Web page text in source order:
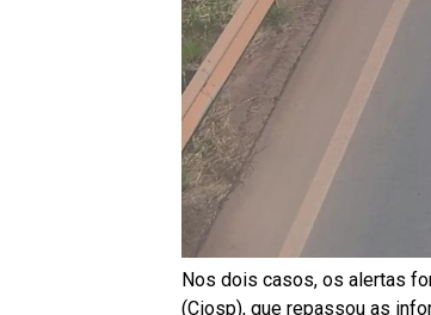
Nos dois casos, os alertas
(Ciosp), que repassou as